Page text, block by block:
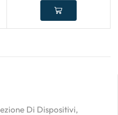
Di Dispositivi,